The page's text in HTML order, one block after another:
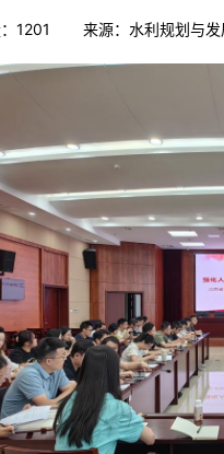
1201 来源：水利规划与